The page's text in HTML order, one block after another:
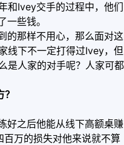
和Ivey交手的过程中，他们
些钱。
的那样不用心，那么面对这
线下不一定打得过Ivey，但
是人家的对手呢？人家可都
好之后他能从线下高额桌赚
万的损失对他来说就不算